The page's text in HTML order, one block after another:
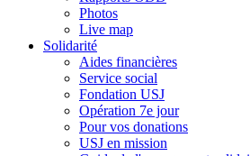
Photos
Live map
Solidarité
Aides financières
Service social
Fondation USJ
Opération 7e jour
Pour vos donations
USJ en mission